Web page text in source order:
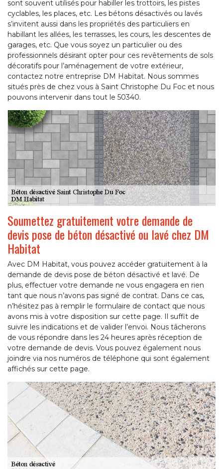
sont souvent utilisés pour habiller les trottoirs, les pistes
cyclables, les places, etc. Les bétons désactivés ou lavés
s’invitent aussi dans les propriétés des particuliers en
habillant les allées, les terrasses, les cours, les descentes de
garages, etc. Que vous soyez un particulier ou des
professionnels désirant opter pour ces revêtements de sols
décoratifs pour l’aménagement de votre extérieur,
contactez notre entreprise DM Habitat. Nous sommes
situés près de chez vous à Saint Christophe Du Foc et nous
pouvons intervenir dans tout le 50340.
Soumettez gratuitement votre demande de
devis pose de béton désactivé ou lavé chez DM
Habitat
Avec DM Habitat, vous pouvez accéder gratuitement à la
demande de devis pose de béton désactivé et lavé. De
plus, effectuer votre demande ne vous engagera en rien
tant que nous n’avons pas signé de contrat. Dans ce cas,
n’hésitez pas à remplir le formulaire de contact que nous
avons mis à votre disposition sur cette page. Il suffit de
suivre les indications et de valider l’envoi. Nous tâcherons
de vous répondre dans les 24 heures après réception de
votre demande de devis. Vous pouvez également nous
joindre via nos numéros de téléphone qui sont également
affichés sur cette page.